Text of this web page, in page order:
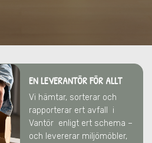
EN LEVERANTÖR FÖR ALLT
Vi hämtar, sorterar och
rapporterar ert avfall
i
Vantör enligt ert schema –
och levererar miljömöbler,